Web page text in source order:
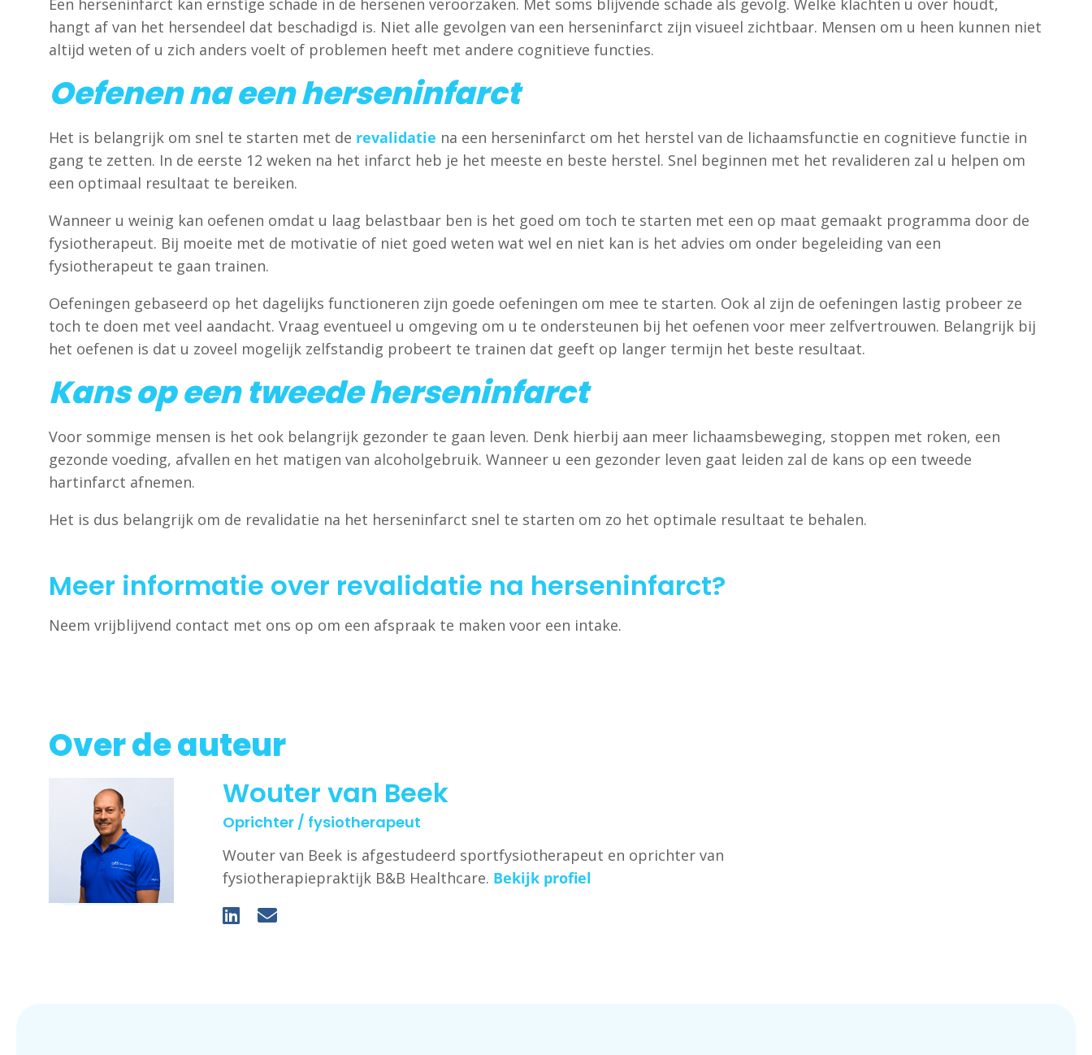
Een herseninfarct kan ernstige schade in de hersenen veroorzaken. Met soms blijvende schade als gevolg. Welke klachten u over houdt,
hangt af van het hersendeel dat beschadigd is. Niet alle gevolgen van een herseninfarct zijn visueel zichtbaar. Mensen om u heen kunnen niet
altijd weten of u zich anders voelt of problemen heeft met andere cognitieve functies.
Oefenen na een herseninfarct
Het is belangrijk om snel te starten met de revalidatie na een herseninfarct om het herstel van de lichaamsfunctie en cognitieve functie in
gang te zetten. In de eerste 12 weken na het infarct heb je het meeste en beste herstel. Snel beginnen met het revalideren zal u helpen om
een optimaal resultaat te bereiken.
Wanneer u weinig kan oefenen omdat u laag belastbaar ben is het goed om toch te starten met een op maat gemaakt programma door de
fysiotherapeut. Bij moeite met de motivatie of niet goed weten wat wel en niet kan is het advies om onder begeleiding van een
fysiotherapeut te gaan trainen.
Oefeningen gebaseerd op het dagelijks functioneren zijn goede oefeningen om mee te starten. Ook al zijn de oefeningen lastig probeer ze
toch te doen met veel aandacht. Vraag eventueel u omgeving om u te ondersteunen bij het oefenen voor meer zelfvertrouwen. Belangrijk bij
het oefenen is dat u zoveel mogelijk zelfstandig probeert te trainen dat geeft op langer termijn het beste resultaat.
Kans op een tweede herseninfarct
Voor sommige mensen is het ook belangrijk gezonder te gaan leven. Denk hierbij aan meer lichaamsbeweging, stoppen met roken, een
gezonde voeding, afvallen en het matigen van alcoholgebruik. Wanneer u een gezonder leven gaat leiden zal de kans op een tweede
hartinfarct afnemen.
Het is dus belangrijk om de revalidatie na het herseninfarct snel te starten om zo het optimale resultaat te behalen.
Meer informatie over revalidatie na herseninfarct?
Neem vrijblijvend contact met ons op om een afspraak te maken voor een intake.
Over de auteur
Wouter van Beek
Oprichter / fysiotherapeut
Wouter van Beek is afgestudeerd sportfysiotherapeut en oprichter van
fysiotherapiepraktijk B&B Healthcare. Bekijk profiel